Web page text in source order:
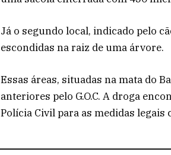
Já o segundo local, indicado pelo
escondidas na raiz de uma árvore.
Essas áreas, situadas na mata do
anteriores pelo G.O.C. A droga
Polícia Civil para as medidas legais